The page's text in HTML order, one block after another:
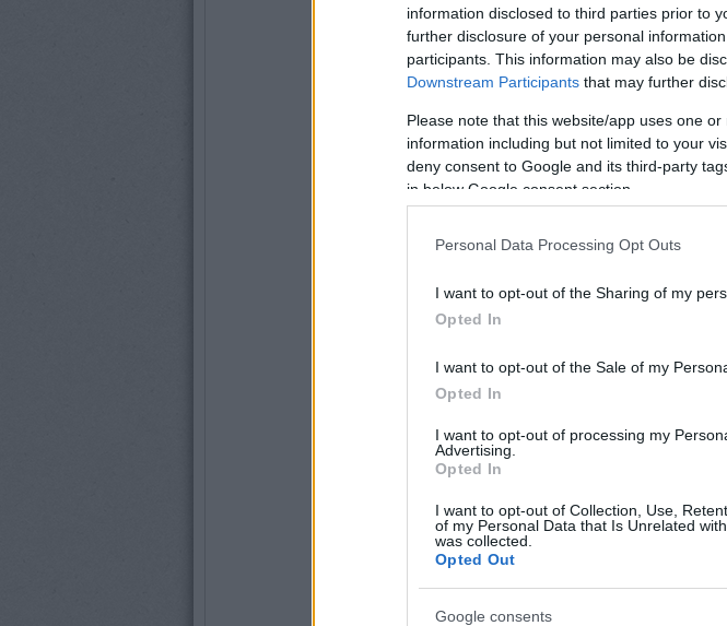
information disclosed to third parties prior to
further disclosure of your personal
participants. This information may also be
Downstream Participants that may further
Please note that this website/app uses one
information including but not limited to your
deny consent to Google and its third-party
in below Google consent section.
Personal Data Processing Opt Outs
I want to opt-out of the Sharing of my
Opted In
I want to opt-out of the Sale of my
Opted In
I want to opt-out of processing my
Advertising.
Opted In
I want to opt-out of Collection, Use,
of my Personal Data that Is Unrelated
was collected.
Opted Out
Google consents